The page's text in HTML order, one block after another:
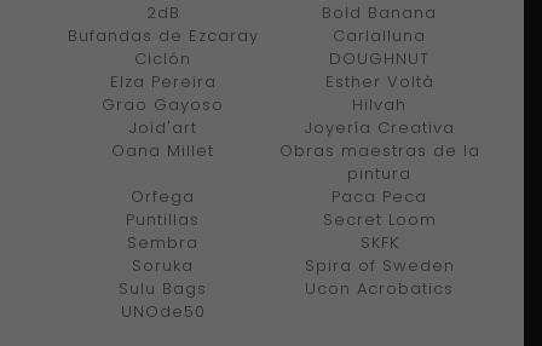
2dB
Bold Banana
Bufandas de Ezcaray
Carlalluna
Ciclón
DOUGHNUT
Elza Pereira
Esther Voltà
Grao Gayoso
Hilvah
Joid'art
Joyería Creativa
Oana Millet
Obras maestras de la
pintura
Orfega
Paca Peca
Puntillas
Secret Loom
Sembra
SKFK
Soruka
Spira of Sweden
Sulu Bags
Ucon Acrobatics
UNOde50